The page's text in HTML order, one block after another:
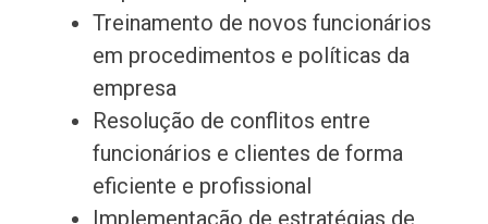
Treinamento de novos funcionários
em procedimentos e políticas da
empresa
Resolução de conflitos entre
funcionários e clientes de forma
eficiente e profissional
Implementação de estratégias de